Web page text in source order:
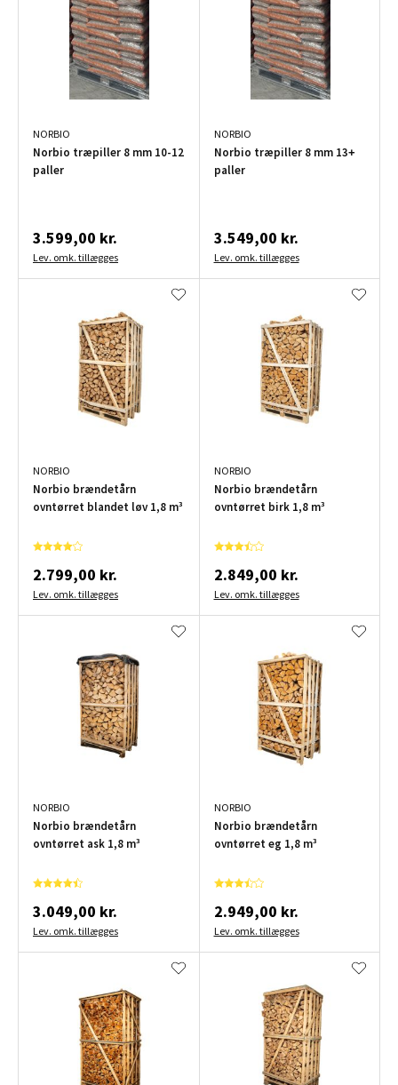
NORBIO
Norbio træpiller 8 mm 10-12
paller
3.599,00 kr.
Lev. omk. tillægges
NORBIO
Norbio træpiller 8 mm 13+
paller
3.549,00 kr.
Lev. omk. tillægges
NORBIO
Norbio brændetårn
ovntørret blandet løv 1,8 m³
2.799,00 kr.
Lev. omk. tillægges
NORBIO
Norbio brændetårn
ovntørret birk 1,8 m³
2.849,00 kr.
Lev. omk. tillægges
NORBIO
Norbio brændetårn
ovntørret ask 1,8 m³
3.049,00 kr.
Lev. omk. tillægges
NORBIO
Norbio brændetårn
ovntørret eg 1,8 m³
2.949,00 kr.
Lev. omk. tillægges